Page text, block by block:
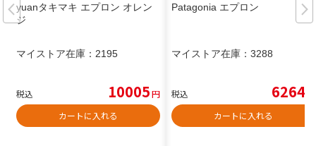
yuanタキマキ エプロン オレン
ジ
マイストア在庫： 2195
税込 10005円
カートに入れる
Patagonia エプロン
マイストア在庫： 3288
税込 6264
カートに入れる